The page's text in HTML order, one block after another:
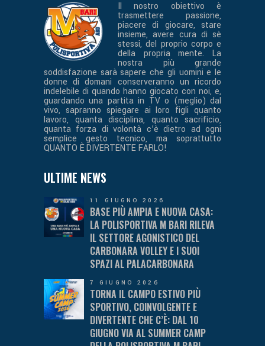
Il nostro obiettivo è
trasmettere passione,
piacere di giocare, stare
insieme, avere cura di sè
stessi, del proprio corpo e
della propria mente. La
nostra più grande
soddisfazione sarà sapere che gli uomini e le
donne di domani conserveranno un ricordo
indelebile di quando hanno giocato con noi, e,
guardando una partita in TV o (meglio) dal
vivo, sapranno spiegare ai loro figli quanto
lavoro, quanta disciplina, quanto sacrificio,
quanta forza di volontà c’è dietro ad ogni
semplice gesto tecnico, ma soprattutto
QUANTO È DIVERTENTE FARLO!
ULTIME NEWS
11 GIUGNO 2026
BASE PIÙ AMPIA E NUOVA CASA:
LA POLISPORTIVA M BARI RILEVA
IL SETTORE AGONISTICO DEL
CARBONARA VOLLEY E I SUOI
SPAZI AL PALACARBONARA
7 GIUGNO 2026
TORNA IL CAMPO ESTIVO PIÙ
SPORTIVO, COINVOLGENTE E
DIVERTENTE CHE C’È: DAL 10
GIUGNO VIA AL SUMMER CAMP